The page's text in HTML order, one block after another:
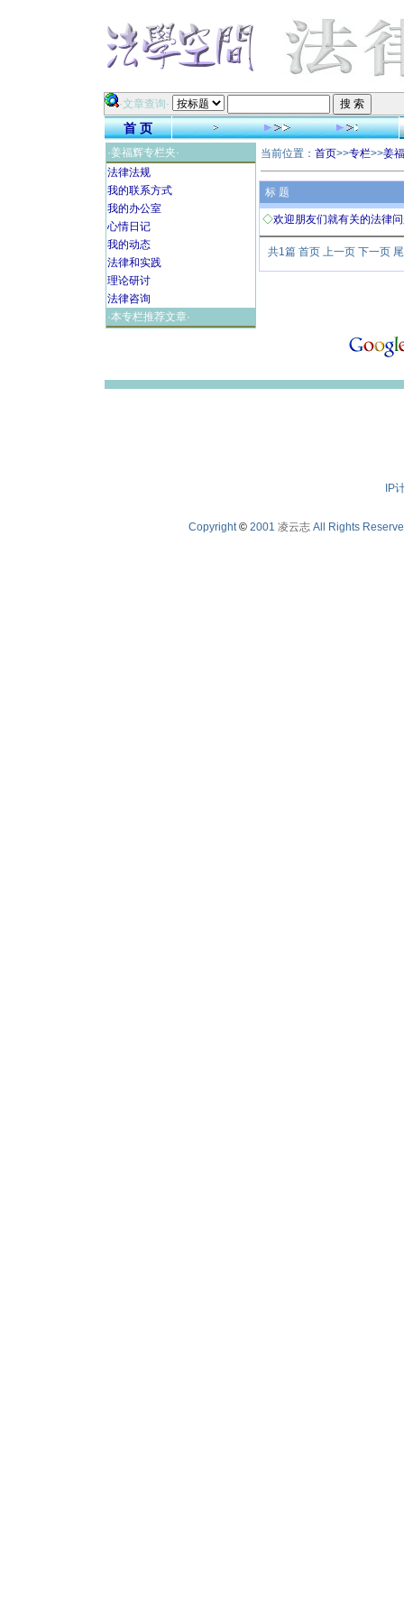
·文章查询·
首 页
·姜福辉专栏夹·
法律法规
我的联系方式
我的办公室
心情日记
我的动态
法律和实践
理论研讨
法律咨询
·本专栏推荐文章·
当前位置： 首页>>专栏>>姜
标 题
◇欢迎朋友们就有关的法律
共1篇 首页 上一页 下一页
IP
Copyright© 2001 凌云志 All Rights